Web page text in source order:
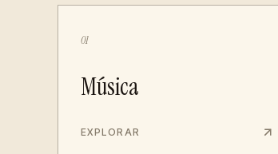
01
Música
EXPLORAR